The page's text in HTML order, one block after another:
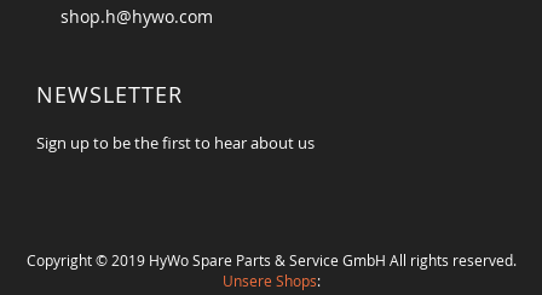
shop.h@hywo.com
NEWSLETTER
Sign up to be the first to hear about us
Copyright © 2019 HyWo Spare Parts & Service GmbH All rights reserved.
Unsere Shops: